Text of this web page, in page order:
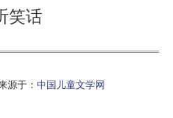
笑话
于： 中国儿童文学网